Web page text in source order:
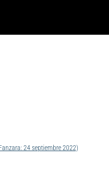
24 septiembre 2022)